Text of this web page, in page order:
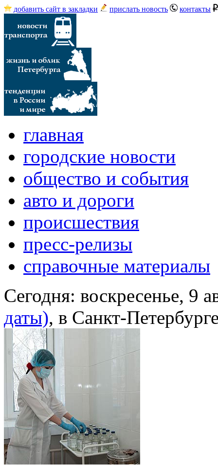
добавить сайт в закладки прислать новость контакты
главная
городские новости
общество и события
авто и дороги
происшествия
пресс-релизы
справочные материалы
Сегодня: воскресенье, 9
даты), в Санкт-